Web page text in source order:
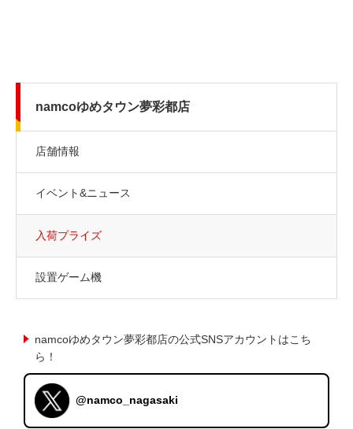
namcoゆめタウン夢彩都店
店舗情報
イベント&ニュース
入荷プライズ
設置ゲーム機
namcoゆめタウン夢彩都店の公式SNSアカウントはこち
ら！
@namco_nagasaki